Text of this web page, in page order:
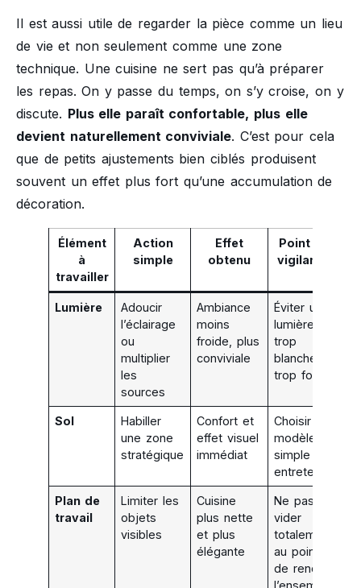
Il est aussi utile de regarder la pièce comme un lieu
de vie et non seulement comme une zone
technique. Une cuisine ne sert pas qu’à préparer
les repas. On y passe du temps, on s’y croise, on y
discute. Plus elle paraît confortable, plus elle
devient naturellement conviviale. C’est pour cela
que de petits ajustements bien ciblés produisent
souvent un effet plus fort qu’une accumulation de
décoration.
Élément
à
travailler
Action
simple
Effet
obtenu
Point de
vigilance
Lumière
Adoucir
l’éclairage
ou
multiplier
les
sources
Ambiance
moins
froide, plus
conviviale
Éviter une
lumière
trop
blanche et
trop forte
Sol
Habiller
une zone
stratégique
Confort et
effet visuel
immédiat
Choisir un
modèle
simple à
entretenir
Plan de
travail
Limiter les
objets
visibles
Cuisine
plus nette
et plus
élégante
Ne pas
vider
totalement
au point
de rendre